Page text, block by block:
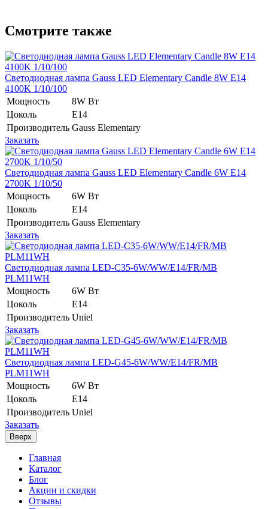
Смотрите также
Светодиодная лампа Gauss LED Elementary Candle 8W E14
4100K 1/10/100
Мощность
8W Вт
Цоколь
E14
Производитель Gauss Elementary
Заказать
Светодиодная лампа Gauss LED Elementary Candle 6W E14
2700K 1/10/50
Мощность
6W Вт
Цоколь
E14
Производитель Gauss Elementary
Заказать
Светодиодная лампа LED-C35-6W/WW/E14/FR/MB
PLM11WH
Мощность
6W Вт
Цоколь
E14
Производитель Uniel
Заказать
Светодиодная лампа LED-G45-6W/WW/E14/FR/MB
PLM11WH
Мощность
6W Вт
Цоколь
E14
Производитель Uniel
Заказать
Вверх
Главная
Каталог
Блог
Акции и скидки
Отзывы